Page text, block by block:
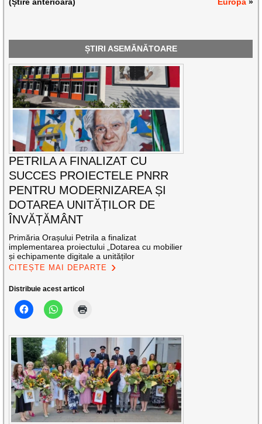
(Știre anterioară) Europa»
ȘTIRI ASEMĂNĂTOARE
PETRILA A FINALIZAT CU
SUCCES PROIECTELE PNRR
PENTRU MODERNIZAREA ȘI
DOTAREA UNITĂȚILOR DE
ÎNVĂȚĂMÂNT
Primăria Orașului Petrila a finalizat
implementarea proiectului „Dotarea cu mobilier
și echipamente digitale a unităților
CITEȘTE MAI DEPARTE
Distribuie acest articol